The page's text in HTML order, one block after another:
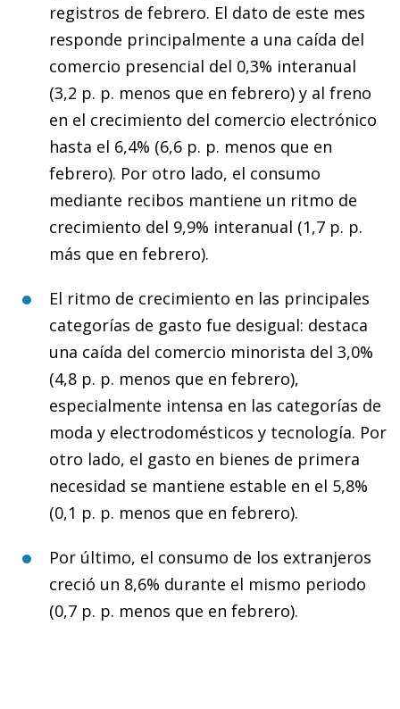
registros de febrero. El dato de este mes
responde principalmente a una caída del
comercio presencial del 0,3% interanual
(3,2 p. p. menos que en febrero) y al freno
en el crecimiento del comercio electrónico
hasta el 6,4% (6,6 p. p. menos que en
febrero). Por otro lado, el consumo
mediante recibos mantiene un ritmo de
crecimiento del 9,9% interanual (1,7 p. p.
más que en febrero).
El ritmo de crecimiento en las principales
categorías de gasto fue desigual: destaca
una caída del comercio minorista del 3,0%
(4,8 p. p. menos que en febrero),
especialmente intensa en las categorías de
moda y electrodomésticos y tecnología. Por
otro lado, el gasto en bienes de primera
necesidad se mantiene estable en el 5,8%
(0,1 p. p. menos que en febrero).
Por último, el consumo de los extranjeros
creció un 8,6% durante el mismo periodo
(0,7 p. p. menos que en febrero).